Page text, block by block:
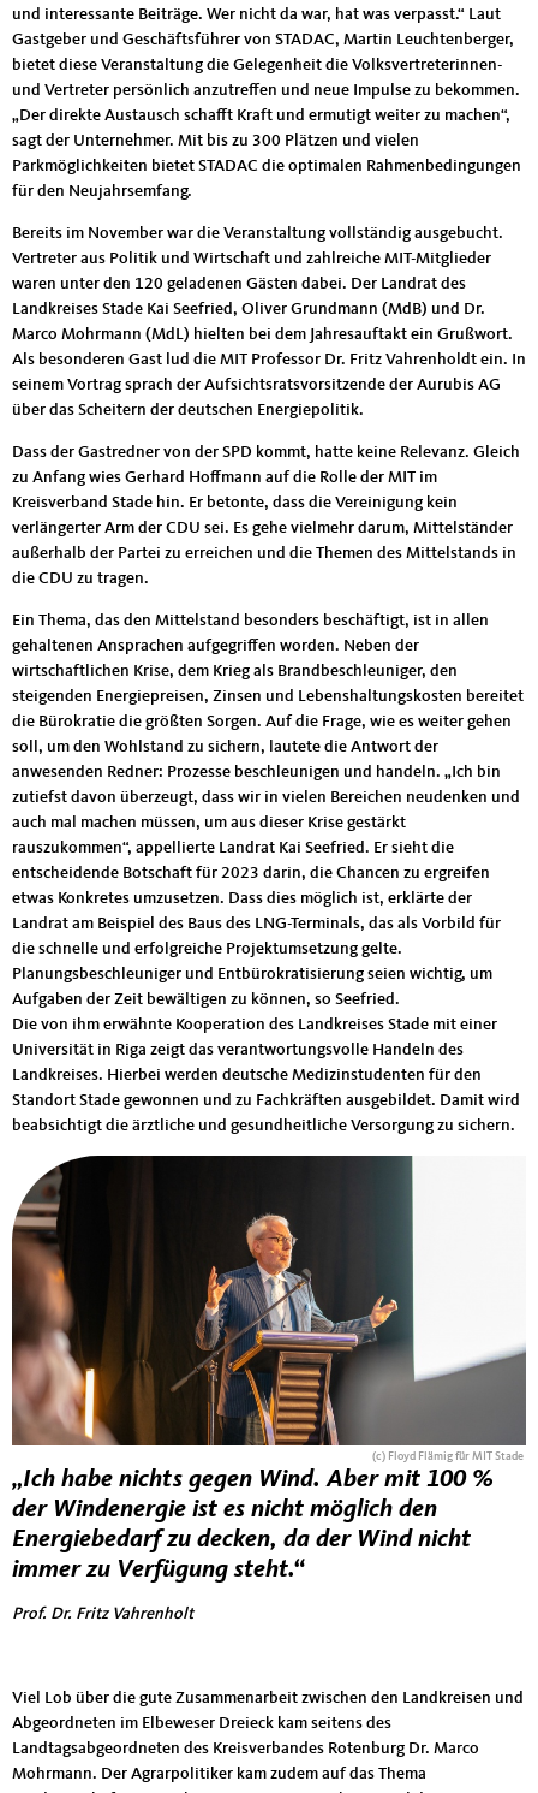
und interessante Beiträge. Wer nicht da war, hat was verpasst.“ Laut
Gastgeber und Geschäftsführer von STADAC, Martin Leuchtenberger,
bietet diese Veranstaltung die Gelegenheit die Volksvertreterinnen-
und Vertreter persönlich anzutreffen und neue Impulse zu bekommen.
„Der direkte Austausch schafft Kraft und ermutigt weiter zu machen“,
sagt der Unternehmer. Mit bis zu 300 Plätzen und vielen
Parkmöglichkeiten bietet STADAC die optimalen Rahmenbedingungen
für den Neujahrsemfang.
Bereits im November war die Veranstaltung vollständig ausgebucht.
Vertreter aus Politik und Wirtschaft und zahlreiche MIT-Mitglieder
waren unter den 120 geladenen Gästen dabei. Der Landrat des
Landkreises Stade Kai Seefried, Oliver Grundmann (MdB) und Dr.
Marco Mohrmann (MdL) hielten bei dem Jahresauftakt ein Grußwort.
Als besonderen Gast lud die MIT Professor Dr. Fritz Vahrenholdt ein. In
seinem Vortrag sprach der Aufsichtsratsvorsitzende der Aurubis AG
über das Scheitern der deutschen Energiepolitik.
Dass der Gastredner von der SPD kommt, hatte keine Relevanz. Gleich
zu Anfang wies Gerhard Hoffmann auf die Rolle der MIT im
Kreisverband Stade hin. Er betonte, dass die Vereinigung kein
verlängerter Arm der CDU sei. Es gehe vielmehr darum, Mittelständer
außerhalb der Partei zu erreichen und die Themen des Mittelstands in
die CDU zu tragen.
Ein Thema, das den Mittelstand besonders beschäftigt, ist in allen
gehaltenen Ansprachen aufgegriffen worden. Neben der
wirtschaftlichen Krise, dem Krieg als Brandbeschleuniger, den
steigenden Energiepreisen, Zinsen und Lebenshaltungskosten bereitet
die Bürokratie die größten Sorgen. Auf die Frage, wie es weiter gehen
soll, um den Wohlstand zu sichern, lautete die Antwort der
anwesenden Redner: Prozesse beschleunigen und handeln. „Ich bin
zutiefst davon überzeugt, dass wir in vielen Bereichen neudenken und
auch mal machen müssen, um aus dieser Krise gestärkt
rauszukommen“, appellierte Landrat Kai Seefried. Er sieht die
entscheidende Botschaft für 2023 darin, die Chancen zu ergreifen
etwas Konkretes umzusetzen. Dass dies möglich ist, erklärte der
Landrat am Beispiel des Baus des LNG-Terminals, das als Vorbild für
die schnelle und erfolgreiche Projektumsetzung gelte.
Planungsbeschleuniger und Entbürokratisierung seien wichtig, um
Aufgaben der Zeit bewältigen zu können, so Seefried.
Die von ihm erwähnte Kooperation des Landkreises Stade mit einer
Universität in Riga zeigt das verantwortungsvolle Handeln des
Landkreises. Hierbei werden deutsche Medizinstudenten für den
Standort Stade gewonnen und zu Fachkräften ausgebildet. Damit wird
beabsichtigt die ärztliche und gesundheitliche Versorgung zu sichern.
(c) Floyd Flämig für MIT Stade
„Ich habe nichts gegen Wind. Aber mit 100 %
der Windenergie ist es nicht möglich den
Energiebedarf zu decken, da der Wind nicht
immer zu Verfügung steht.“
Prof. Dr. Fritz Vahrenholt
Viel Lob über die gute Zusammenarbeit zwischen den Landkreisen und
Abgeordneten im Elbeweser Dreieck kam seitens des
Landtagsabgeordneten des Kreisverbandes Rotenburg Dr. Marco
Mohrmann. Der Agrarpolitiker kam zudem auf das Thema